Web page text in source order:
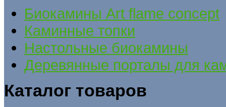
Биокамины Art flame concept
Каминные топки
Настольные биокамины
Деревянные порталы для
Каталог товаров